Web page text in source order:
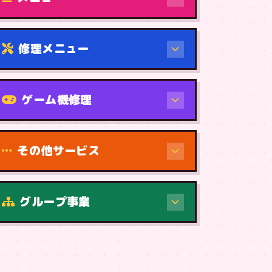
修理メニュー
機種から
ゲーム機修理
その他サービス
グループ事業